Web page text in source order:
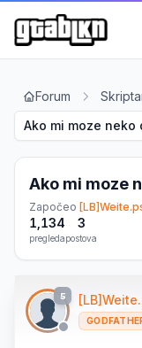
Forum
Ako mi moze neko
Ako mi moze
Započeo
1,134
pregleda
3
postova
5